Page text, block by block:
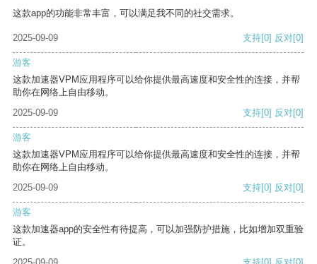
这款app的功能非常丰富，可以满足我不同的社交需求。
2025-09-09 支持[0] 反对[0]
游客
这款加速器VPM应用程序可以给你提供最高速度和安全性的连接，并帮
助你在网络上自由移动。
2025-09-09
支持[0] 反对[0]
游客
这款加速器VPM应用程序可以给你提供最高速度和安全性的连接，并帮
助你在网络上自由移动。
2025-09-09
支持[0] 反对[0]
游客
这款加速器app的安全性有待提高，可以加强防护措施，比如增加双重验
证。